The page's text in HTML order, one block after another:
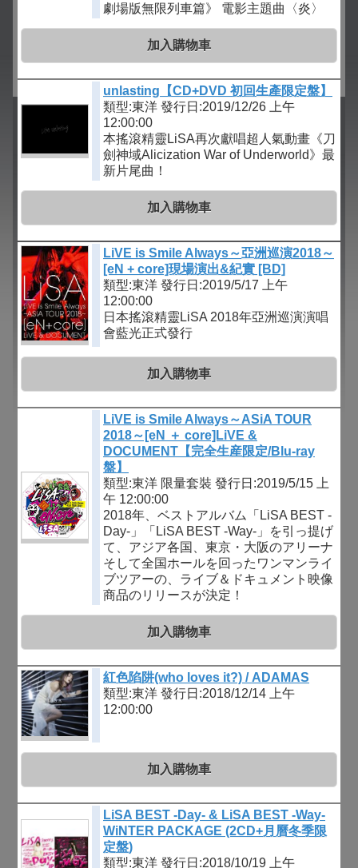
劇場版無限列車篇》 電影主題曲〈炎〉
加入購物車
unlasting【CD+DVD 初回生產限定盤】
類型:東洋 發行日:2019/12/26 上午
12:00:00
本搖滾精靈LiSA再次獻唱超人氣動畫《刀
劍神域Alicization War of Underworld》最
新片尾曲！
加入購物車
LiVE is Smile Always～亞洲巡演2018～
[eN + core]現場演出&紀實 [BD]
類型:東洋 發行日:2019/5/17 上午
12:00:00
日本搖滾精靈LiSA 2018年亞洲巡演演唱
會藍光正式發行
加入購物車
LiVE is Smile Always～ASiA TOUR
2018～[eN ＋ core]LiVE &
DOCUMENT【完全生産限定/Blu-ray
盤】
類型:東洋 限量套裝 發行日:2019/5/15 上
午 12:00:00
2018年、ベストアルバム「LiSA BEST -
Day-」「LiSA BEST -Way-」を引っ提げ
て、アジア各国、東京・大阪のアリーナ
そして全国ホールを回ったワンマンライ
ブツアーの、ライブ＆ドキュメント映像
商品のリリースが決定！
加入購物車
紅色陷阱(who loves it?) / ADAMAS
類型:東洋 發行日:2018/12/14 上午
12:00:00
加入購物車
LiSA BEST -Day- & LiSA BEST -Way-
WiNTER PACKAGE (2CD+月曆冬季限
定盤)
類型:東洋 發行日:2018/10/19 上午